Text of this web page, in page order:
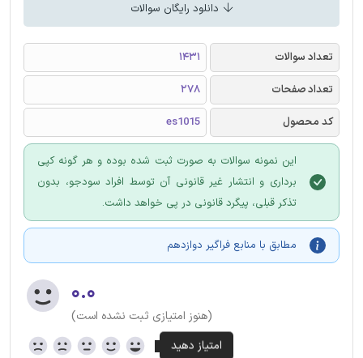
دانلود رایگان سوالات
تعداد سوالات
1431
تعداد صفحات
278
کد محصول
es1015
این نمونه سوالات به صورت ثبت شده بوده و هر گونه کپی
برداری و انتشار غیر قانونی آن توسط افراد سودجو، بدون
تذکر قبلی، پیگرد قانونی در پی خواهد داشت.
مطابق با منابع فراگیر دوازدهم
۰.۰
(هنوز امتیازی ثبت نشده است)